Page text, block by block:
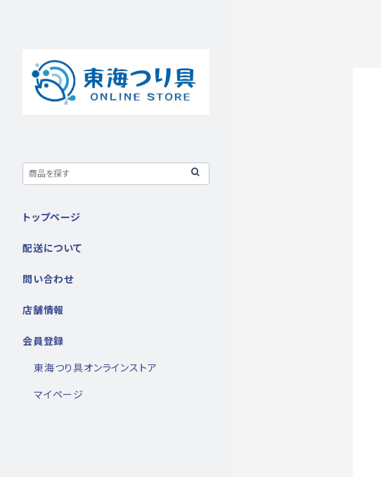
トップページ
配送について
問い合わせ
店舗情報
会員登録
東海つり具オンラインストア
マイページ